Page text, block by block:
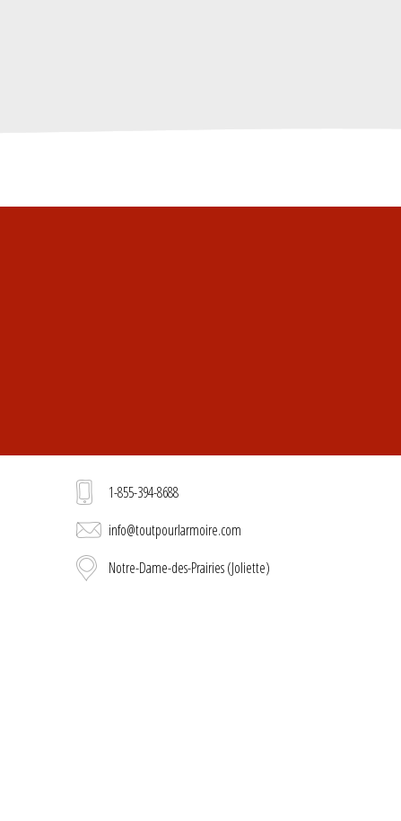
1-855-394-8688
info@toutpourlarmoire.com
Notre-Dame-des-Prairies (Joliette)